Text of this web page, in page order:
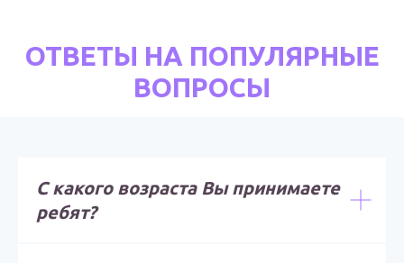
ОТВЕТЫ НА ПОПУЛЯРНЫЕ
ВОПРОСЫ
С какого возраста Вы принимаете
ребят?